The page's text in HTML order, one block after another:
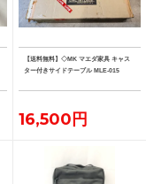
【送料無料】◇MK マエダ家具 キャス
ター付きサイドテーブル MLE-015
16,500円